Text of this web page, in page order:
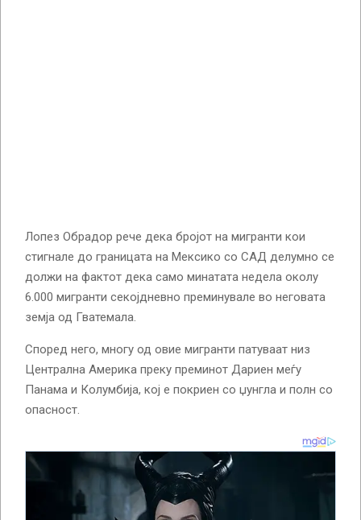
Лопез Обрадор рече дека бројот на мигранти кои
стигнале до границата на Мексико со САД делумно се
должи на фактот дека само минатата недела околу
6.000 мигранти секојдневно преминувале во неговата
земја од Гватемала.
Според него, многу од овие мигранти патуваат низ
Централна Америка преку преминот Дариен меѓу
Панама и Колумбија, кој е покриен со џунгла и полн со
опасност.